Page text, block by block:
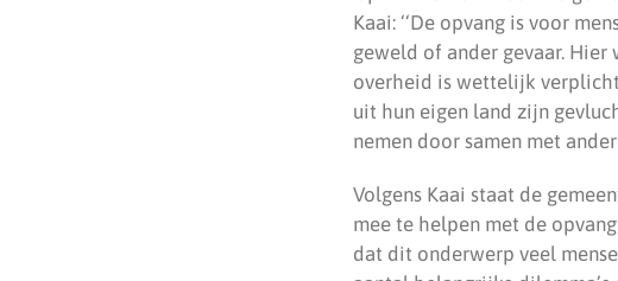
Kaai: ‘‘De opvang is voor
geweld of ander gevaar.
overheid is wettelijk
uit hun eigen land zijn
nemen door samen met
Volgens Kaai staat de
mee te helpen met de
dat dit onderwerp veel